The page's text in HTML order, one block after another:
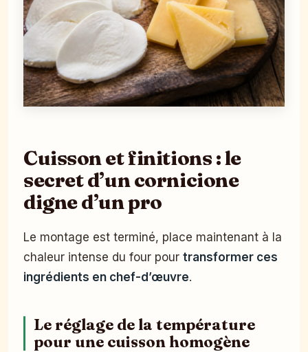
Cuisson et finitions : le
secret d’un cornicione
digne d’un pro
Le montage est terminé, place maintenant à la
chaleur intense du four pour transformer ces
ingrédients en chef-d’œuvre.
Le réglage de la température
pour une cuisson homogène